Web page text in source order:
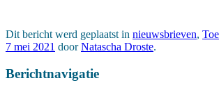
Dit bericht werd geplaatst in nieuwsbrieven,
7 mei 2021 doorNatascha Droste.
Berichtnavigatie